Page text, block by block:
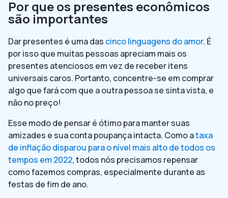
Por que os presentes econômicos
são importantes
Dar presentes é uma das cinco linguagens do amor. É
por isso que muitas pessoas apreciam mais os
presentes atenciosos em vez de receber itens
universais caros. Portanto, concentre-se em comprar
algo que fará com que a outra pessoa se sinta vista, e
não no preço!
Esse modo de pensar é ótimo para manter suas
amizades e sua conta poupança intacta. Como ataxa
de inflação disparou para o nível mais alto de todos os
tempos em 2022, todos nós precisamos repensar
como fazemos compras, especialmente durante as
festas de fim de ano.